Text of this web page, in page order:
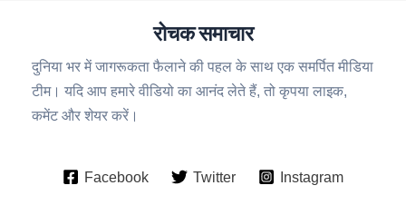
रोचक समाचार
दुनिया भर में जागरूकता फैलाने की पहल के साथ एक समर्पित मीडिया
टीम। यदि आप हमारे वीडियो का आनंद लेते हैं, तो कृपया लाइक,
कमेंट और शेयर करें।
Facebook Twitter Instagram